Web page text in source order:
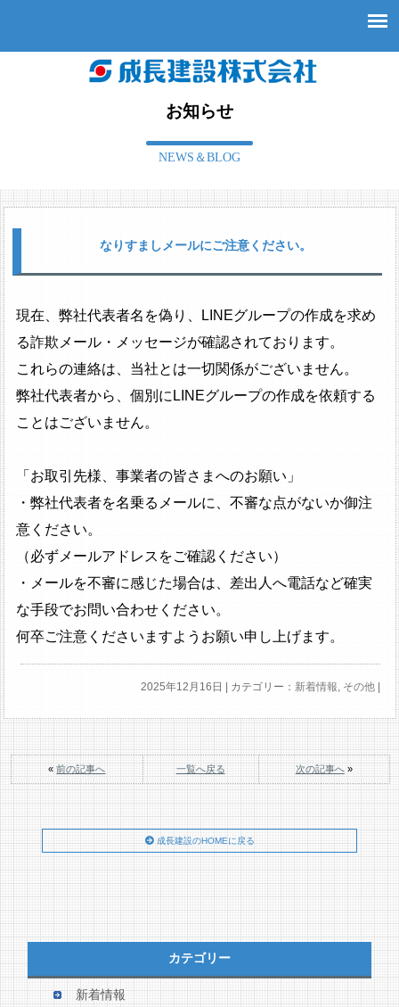
お知らせ
NEWS＆BLOG
なりすましメールにご注意ください。
現在、弊社代表者名を偽り、LINEグループの作成を求め
る詐欺メール・メッセージが確認されております。
これらの連絡は、当社とは一切関係がございません。
弊社代表者から、個別にLINEグループの作成を依頼する
ことはございません。
「お取引先様、事業者の皆さまへのお願い」
・弊社代表者を名乗るメールに、不審な点がないか御注
意ください。
（必ずメールアドレスをご確認ください）
・メールを不審に感じた場合は、差出人へ電話など確実
な手段でお問い合わせください。
何卒ご注意くださいますようお願い申し上げます。
2025年12月16日 | カテゴリー： 新着情報, その他
«前の記事へ 一覧へ戻る 次の記事へ»
成長建設のHOMEに戻る
カテゴリー
新着情報